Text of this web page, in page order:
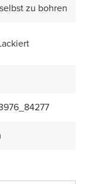
zu bohren